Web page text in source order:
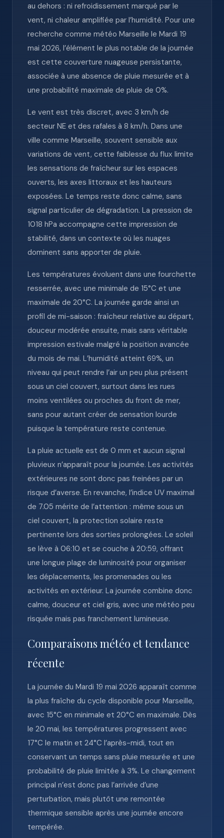
au dehors : ni refroidissement marqué par le
vent, ni chaleur amplifiée par l’humidité. Pour une
recherche comme météo Marseille le Mardi 19
mai 2026, l’élément le plus notable de la journée
est cette couverture nuageuse persistante,
associée à une absence de pluie mesurée et à
une probabilité maximale de pluie de 0%.
Le vent est très discret, avec 3 km/h de
secteur NE et des rafales à 8 km/h. Dans une
ville comme Marseille, souvent sensible aux
variations de vent, cette faiblesse du flux limite
les sensations de fraîcheur sur les espaces
ouverts, les axes littoraux et les hauteurs
exposées. Le temps reste donc calme, sans
signal particulier de dégradation. La pression de
1018 hPa accompagne cette impression de
stabilité, dans un contexte où les nuages
dominent sans apporter de pluie.
Les températures évoluent dans une fourchette
resserrée, avec une minimale de 15°C et une
maximale de 20°C. La journée garde ainsi un
profil de mi-saison : fraîcheur relative au départ,
douceur modérée ensuite, mais sans véritable
impression estivale malgré la position avancée
du mois de mai. L’humidité atteint 69%, un
niveau qui peut rendre l’air un peu plus présent
sous un ciel couvert, surtout dans les rues
moins ventilées ou proches du front de mer,
sans pour autant créer de sensation lourde
puisque la température reste contenue.
La pluie actuelle est de 0 mm et aucun signal
pluvieux n’apparaît pour la journée. Les activités
extérieures ne sont donc pas freinées par un
risque d’averse. En revanche, l’indice UV maximal
de 7.05 mérite de l’attention : même sous un
ciel couvert, la protection solaire reste
pertinente lors des sorties prolongées. Le soleil
se lève à 06:10 et se couche à 20:59, offrant
une longue plage de luminosité pour organiser
les déplacements, les promenades ou les
activités en extérieur. La journée combine donc
calme, douceur et ciel gris, avec une météo peu
risquée mais pas franchement lumineuse.
Comparaisons météo et tendance
récente
La journée du Mardi 19 mai 2026 apparaît comme
la plus fraîche du cycle disponible pour Marseille,
avec 15°C en minimale et 20°C en maximale. Dès
le 20 mai, les températures progressent avec
17°C le matin et 24°C l’après-midi, tout en
conservant un temps sans pluie mesurée et une
probabilité de pluie limitée à 3%. Le changement
principal n’est donc pas l’arrivée d’une
perturbation, mais plutôt une remontée
thermique sensible après une journée encore
tempérée.